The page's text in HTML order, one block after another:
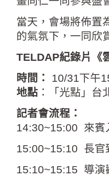
當天，會場將佈置
的氣氛下，一同欣
TELDAP紀錄片《
時間：
10/31下午
地點 ：「光點」
記者會流程：
14:30~15:00 來賓
15:00~15:10 長官
15:10~15:15 導演